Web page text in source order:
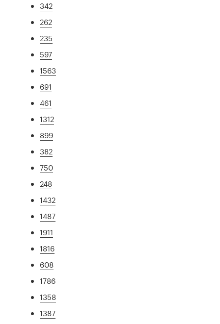
342
262
235
597
1563
691
461
1312
899
382
750
248
1432
1487
1911
1816
608
1786
1358
1387